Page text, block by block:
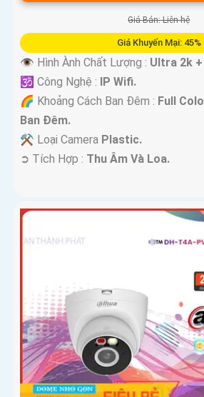
Giá Bán: Liên hệ
Giá Khuyến Mại: 45%
👁 Hình Ành Chất Lượng : Ultra 2k +
🕉️ Công Nghệ :
IP Wifi.
🌈 Khoảng Cách Ban Đêm : Full
Ban Ðêm.
⚒ Loại Camera Plastic.
️➲ Tích Hợp : Thu Âm Và Loa.